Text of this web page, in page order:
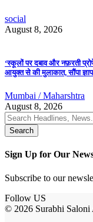
social
August 8, 2026
‘स्कूलों पर दबाव और नफ़रती
आयुक्त से की मुलाकात, सौंपा
Mumbai / Maharshtra
August 8, 2026
Search
for:
Sign Up for Our
Subscribe to our
Follow US
© 2026 Surabhi Saloni